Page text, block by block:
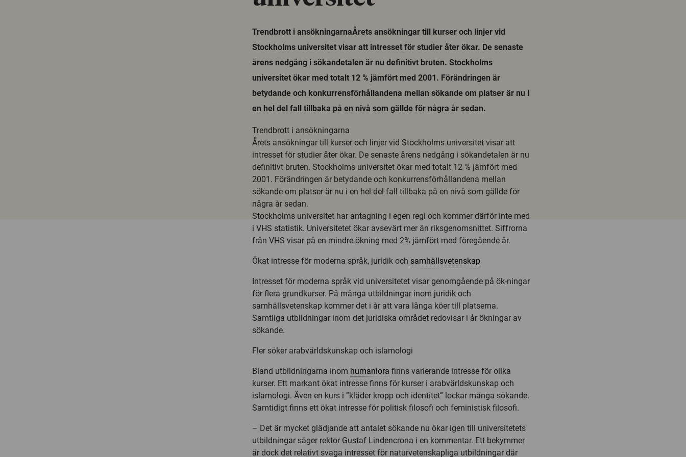
Trendbrott i ansökningarnaÅrets ansökningar till kurser och linjer vid
Stockholms universitet visar att intresset för studier åter ökar. De senaste
årens nedgång i sökandetalen är nu definitivt bruten. Stockholms
universitet ökar med totalt 12 % jämfört med 2001. Förändringen är
betydande och konkurrensförhållandena mellan sökande om platser är nu i
en hel del fall tillbaka på en nivå som gällde för några år sedan.
Trendbrott i ansökningarna
Årets ansökningar till kurser och linjer vid Stockholms universitet visar att
intresset för studier åter ökar. De senaste årens nedgång i sökandetalen är nu
definitivt bruten. Stockholms universitet ökar med totalt 12 % jämfört med
2001. Förändringen är betydande och konkurrensförhållandena mellan
sökande om platser är nu i en hel del fall tillbaka på en nivå som gällde för
några år sedan.
Stockholms universitet har antagning i egen regi och kommer därför inte med
i VHS statistik. Universitetet ökar avsevärt mer än riksgenomsnittet. Siffrorna
från VHS visar på en mindre ökning med 2% jämfört med föregående år.
Ökat intresse för moderna språk, juridik och samhällsvetenskap
Intresset för moderna språk vid universitetet visar genomgående på ök-ningar
för flera grundkurser. På många utbildningar inom juridik och
samhällsvetenskap kommer det i år att vara långa köer till platserna.
Samtliga utbildningar inom det juridiska området redovisar i år ökningar av
sökande.
Fler söker arabvärldskunskap och islamologi
Bland utbildningarna inom humaniora finns varierande intresse för olika
kurser. Ett markant ökat intresse finns för kurser i arabvärldskunskap och
islamologi. Även en kurs i ”kläder kropp och identitet” lockar många sökande.
Samtidigt finns ett ökat intresse för politisk filosofi och feministisk filosofi.
– Det är mycket glädjande att antalet sökande nu ökar igen till universitetets
utbildningar säger rektor Gustaf Lindencrona i en kommentar. Ett bekymmer
är dock det relativt svaga intresset för naturvetenskapliga utbildningar där